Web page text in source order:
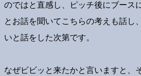
のではと直感し、ピッチ後にブース
とお話を聞いてこちらの考えも話し
いと話をした次第です。
なぜビビッと来たかと言いますと、